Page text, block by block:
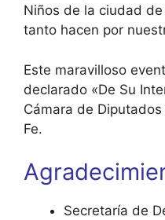
Niños de la ciudad
tanto hacen por
Este maravilloso
declarado «De Su
Cámara de
Fe.
Secretaría de